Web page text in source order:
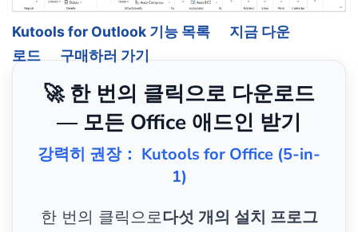
Kutools for Outlook 기능 목록
지금 다운
로드
구매하러 가기
🚀 한 번의 클릭으로 다운로드
— 모든 Office 애드인 받기
강력히 권장： Kutools for Office (5-in-
1)
한 번의 클릭으로다섯 개의 설치 프로그